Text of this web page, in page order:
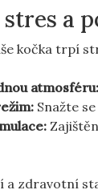
a
kočka trpí
atmosféru:
Snažte
zdravotní